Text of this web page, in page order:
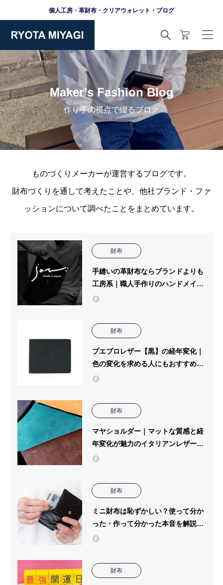
個人工房・革財布・クリアウォレット・ブログ

Maker’s Fashion Blog
作り手の視点で綴るブログ
ものづくりメーカーが運営するブログです。
財布づくりを通して考えたことや、他社ブランド・ファ
ッションについて調べたことをまとめています。
財布
手縫いの革財布ならブランドよりも
工房系｜職人手作りのハンドメイド
革財布おすすめです！
財布
プエブロレザー【黒】の経年変化｜
色の変化を求める人にもおすすめ？
｜財布の個人工房ブログ
財布
マヤショルダー｜マットな質感と経
年変化が魅力のイタリアンレザー｜
財布の個人工房ブログ
財布
ミニ財布は恥ずかしい？使って分か
った・作って分かった本音を解説｜
財布の個人工房ブログ
財布